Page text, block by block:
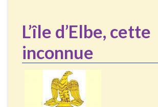
L’île d’Elbe, cette
inconnue